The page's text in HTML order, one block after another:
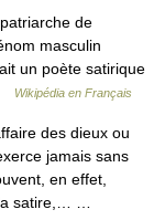
de
masculin
un poète satirique
Wikipédia en Français
des dieux ou
jamais sans
en effet,
la satire,… …